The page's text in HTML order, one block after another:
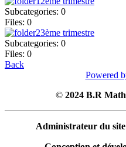
Subcategories: 0
Files: 0
3ème trimestre
Subcategories: 0
Files: 0
Back
Powered
© 2024 B.R
Administrateur du